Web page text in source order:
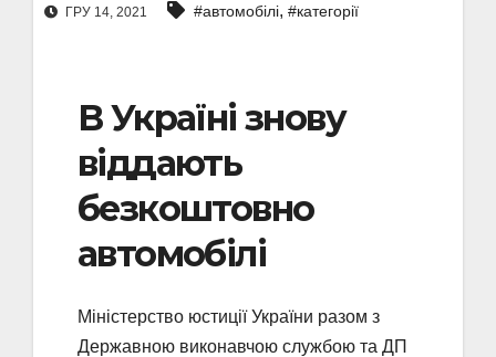
ГРУ 14, 2021 #автомобілі, #категорії
В Україні знову
віддають
безкоштовно
автомобілі
Міністерство юстиції України разом з
Державною виконавчою службою та ДП